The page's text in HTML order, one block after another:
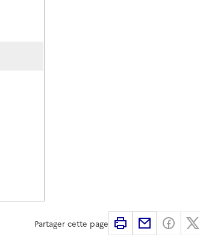
Partager cette page ImprimerPartager